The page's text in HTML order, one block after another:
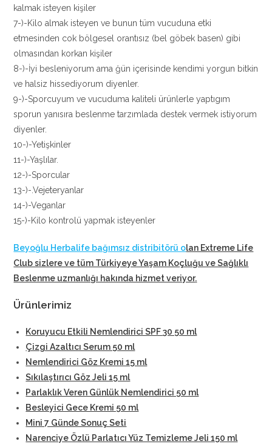
kalmak isteyen kişiler
7-)-Kilo almak isteyen ve bunun tüm vucuduna etki
etmesinden cok bölgesel orantısız (bel göbek basen) gibi
olmasından korkan kişiler
8-)-İyi besleniyorum ama ğün içerisinde kendimi yorgun bitkin
ve halsiz hissediyorum diyenler.
9-)-Sporcuyum ve vucuduma kaliteli ürünlerle yaptıgım
sporun yanısıra beslenme tarzımlada destek vermek istiyorum
diyenler.
10-)-Yetişkinler
11-)-Yaşlılar.
12-)-Sporcular
13-)-.Vejeteryanlar
14-)-Veganlar
15-)-Kilo kontrolü yapmak isteyenler
Beyoğlu Herbalife bağımsız distribitörü olan Extreme Life
Club sizlere ve tüm Türkiyeye Yaşam Koçluğu ve Sağlıklı
Beslenme uzmanlığı hakında hizmet veriyor.
Ürünlerimiz
Koruyucu Etkili Nemlendirici SPF 30 50 ml
Çizgi Azaltıcı Serum 50 ml
Nemlendirici Göz Kremi 15 ml
Sıkılaştırıcı Göz Jeli 15 ml
Parlaklık Veren Günlük Nemlendirici 50 ml
Besleyici Gece Kremi 50 ml
Mini 7 Günde Sonuç Seti
Narenciye Özlü Parlatıcı Yüz Temizleme Jeli 150 ml